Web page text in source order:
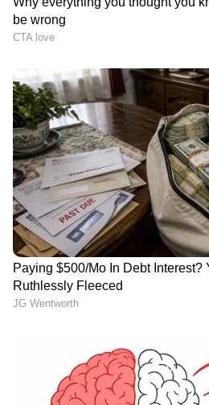
DOWNLOAD APP
RECOMMENDED STORIES
നയപ്രഖ്യാപന